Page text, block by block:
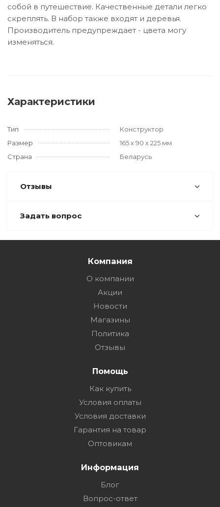
собой в путешествие. Качественные детали легко
скреплять. В набор также входят и деревья.
Производитель предупреждает - цвета могу
изменяться.
Характеристики
Тип
Конструктор
Размер
165 х 90 х 225 мм
Страна
Беларусь
Отзывы
Задать вопрос
Компания
О компании
Акции
Новости
Магазины
Политика
Отзывы
Помощь
Как купить
Условия оплаты
Условия доставки
Гарантия на товар
Оптовикам
Информация
Блог
Вопрос-ответ